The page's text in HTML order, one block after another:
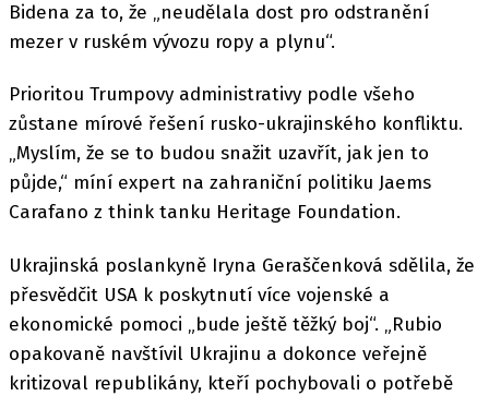
Bidena za to, že „neudělala dost pro odstranění
mezer v ruském vývozu ropy a plynu“.
Prioritou Trumpovy administrativy podle všeho
zůstane mírové řešení rusko-ukrajinského konfliktu.
„Myslím, že se to budou snažit uzavřít, jak jen to
půjde,“ míní expert na zahraniční politiku Jaems
Carafano z think tanku Heritage Foundation.
Ukrajinská poslankyně Iryna Geraščenková sdělila, že
přesvědčit USA k poskytnutí více vojenské a
ekonomické pomoci „bude ještě těžký boj“. „Rubio
opakovaně navštívil Ukrajinu a dokonce veřejně
kritizoval republikány, kteří pochybovali o potřebě